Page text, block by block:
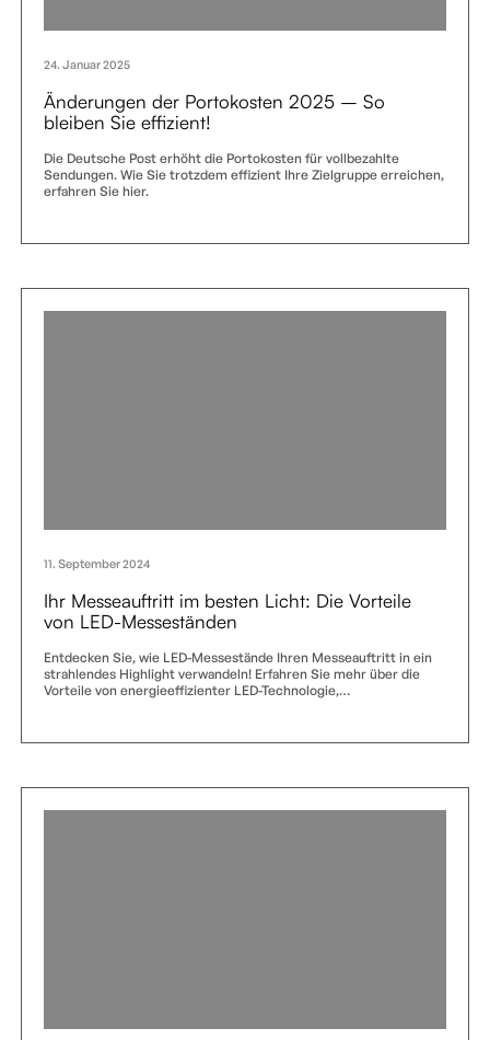
24. Januar 2025
Änderungen der Portokosten 2025 – So
bleiben Sie effizient!
Die Deutsche Post erhöht die Portokosten für vollbezahlte
Sendungen. Wie Sie trotzdem effizient Ihre Zielgruppe erreichen,
erfahren Sie hier.
11. September 2024
Ihr Messeauftritt im besten Licht: Die Vorteile
von LED-Messeständen
Entdecken Sie, wie LED-Messestände Ihren Messeauftritt in ein
strahlendes Highlight verwandeln! Erfahren Sie mehr über die
Vorteile von energieeffizienter LED-Technologie,…